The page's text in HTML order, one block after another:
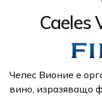
Caeles
Челес Вионие е
вино, изразяващо